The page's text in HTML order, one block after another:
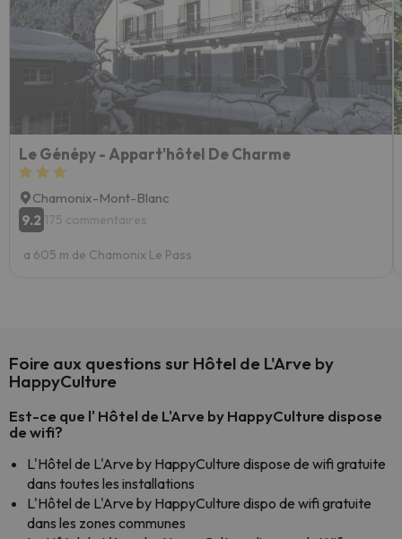
Le Génépy - Appart'hôtel De Charme
Chamonix-Mont-Blanc
9.2 175 commentaires
a 605 m de Chamonix Le Pass
Foire aux questions sur Hôtel de L'Arve by
HappyCulture
Est-ce que l' Hôtel de L'Arve by HappyCulture dispose
de wifi?
L'Hôtel de L'Arve by HappyCulture dispose de wifi gratuite
dans toutes les installations
L'Hôtel de L'Arve by HappyCulture dispo de wifi gratuite
dans les zones communes